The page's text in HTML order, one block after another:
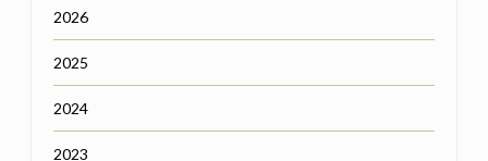
2026
2025
2024
2023